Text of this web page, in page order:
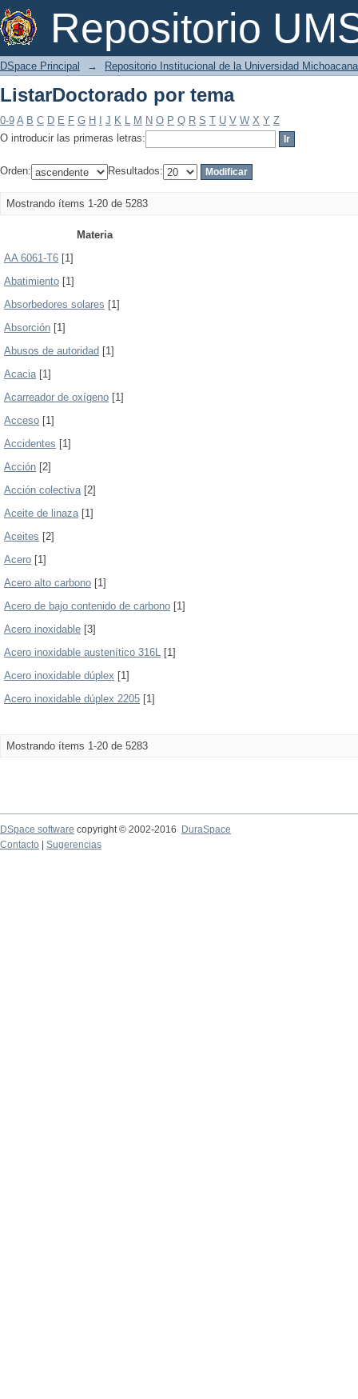
Repositorio
ListarDoctorado por tema
DSpace Principal → Repositorio Institucional de la Universidad
ListarDoctorado por tema
0-9 A B C D E F G H J K L M N O P Q R S T U V W X Y Z
O introducir las primeras letras:
Orden: Resultados:
Mostrando ítems 1-20 de 5283
Materia
AA 6061-T6 [1]
Abatimiento [1]
Absorbedores solares [1]
Absorción [1]
Abusos de autoridad [1]
Acacia[1]
Acarreador de oxígeno [1]
Acceso [1]
Accidentes [1]
Acción [2]
Acción colectiva[2]
Aceite de linaza[1]
Aceites [2]
Acero [1]
Acero alto carbono [1]
Acero de bajo contenido de carbono [1]
Acero inoxidable [3]
Acero inoxidable austenítico 316L [1]
Acero inoxidable dúplex [1]
Acero inoxidable dúplex 2205 [1]
Mostrando ítems 1-20 de 5283
DSpace software copyright © 2002-2016
DuraSpace
Contacto
Sugerencias